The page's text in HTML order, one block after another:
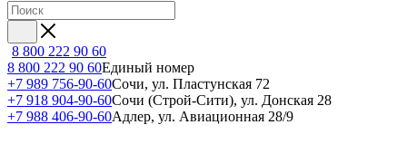
8 800 222 90 60
8 800 222 90 60Единый номер
+7 989 756-90-60Сочи, ул. Пластунская 72
+7 918 904-90-60Сочи (Строй-Сити), ул. Донская 28
+7 988 406-90-60Адлер, ул. Авиационная 28/9